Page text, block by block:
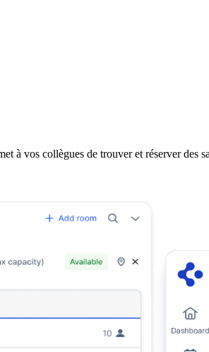
à vos collègues de trouver et réserver